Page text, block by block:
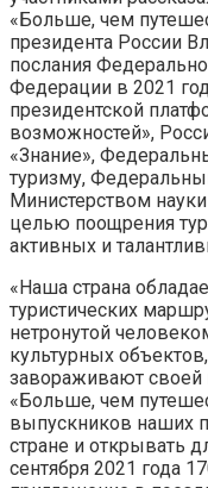
«Больше, чем
президента России
послания
Федерации в 2021
президентской
возможностей»,
«Знание»,
туризму,
Министерством
целью поощрения
активных и
«Наша страна
туристических
нетронутой
культурных
завораживают своей
«Больше, чем
выпускников наших
стране и открывать
сентября 2021 года